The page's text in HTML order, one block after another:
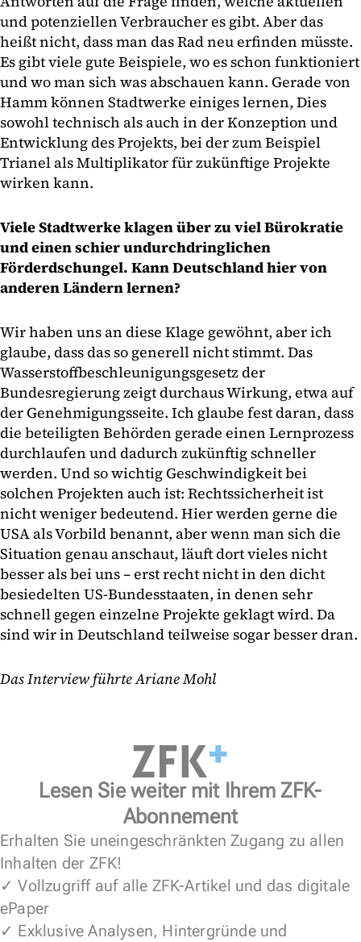
und potenziellen Verbraucher es gibt. Aber das
heißt nicht, dass man das Rad neu erfinden müsste.
Es gibt viele gute Beispiele, wo es schon funktioniert
und wo man sich was abschauen kann. Gerade von
Hamm können Stadtwerke einiges lernen, Dies
sowohl technisch als auch in der Konzeption und
Entwicklung des Projekts, bei der zum Beispiel
Trianel als Multiplikator für zukünftige Projekte
wirken kann.
Viele Stadtwerke klagen über zu viel Bürokratie
und einen schier undurchdringlichen
Förderdschungel. Kann Deutschland hier von
anderen Ländern lernen?
Wir haben uns an diese Klage gewöhnt, aber ich
glaube, dass das so generell nicht stimmt. Das
Wasserstoffbeschleunigungsgesetz der
Bundesregierung zeigt durchaus Wirkung, etwa auf
der Genehmigungsseite. Ich glaube fest daran, dass
die beteiligten Behörden gerade einen Lernprozess
durchlaufen und dadurch zukünftig schneller
werden. Und so wichtig Geschwindigkeit bei
solchen Projekten auch ist: Rechtssicherheit ist
nicht weniger bedeutend. Hier werden gerne die
USA als Vorbild benannt, aber wenn man sich die
Situation genau anschaut, läuft dort vieles nicht
besser als bei uns – erst recht nicht in den dicht
besiedelten US-Bundesstaaten, in denen sehr
schnell gegen einzelne Projekte geklagt wird. Da
sind wir in Deutschland teilweise sogar besser dran.
Das Interview führte Ariane Mohl
Lesen Sie weiter mit Ihrem ZFK-
Abonnement
Erhalten Sie uneingeschränkten Zugang zu allen
Inhalten der ZFK!
✓ Vollzugriff auf alle ZFK-Artikel und das digitale
ePaper
✓ Exklusive Analysen, Hintergründe und